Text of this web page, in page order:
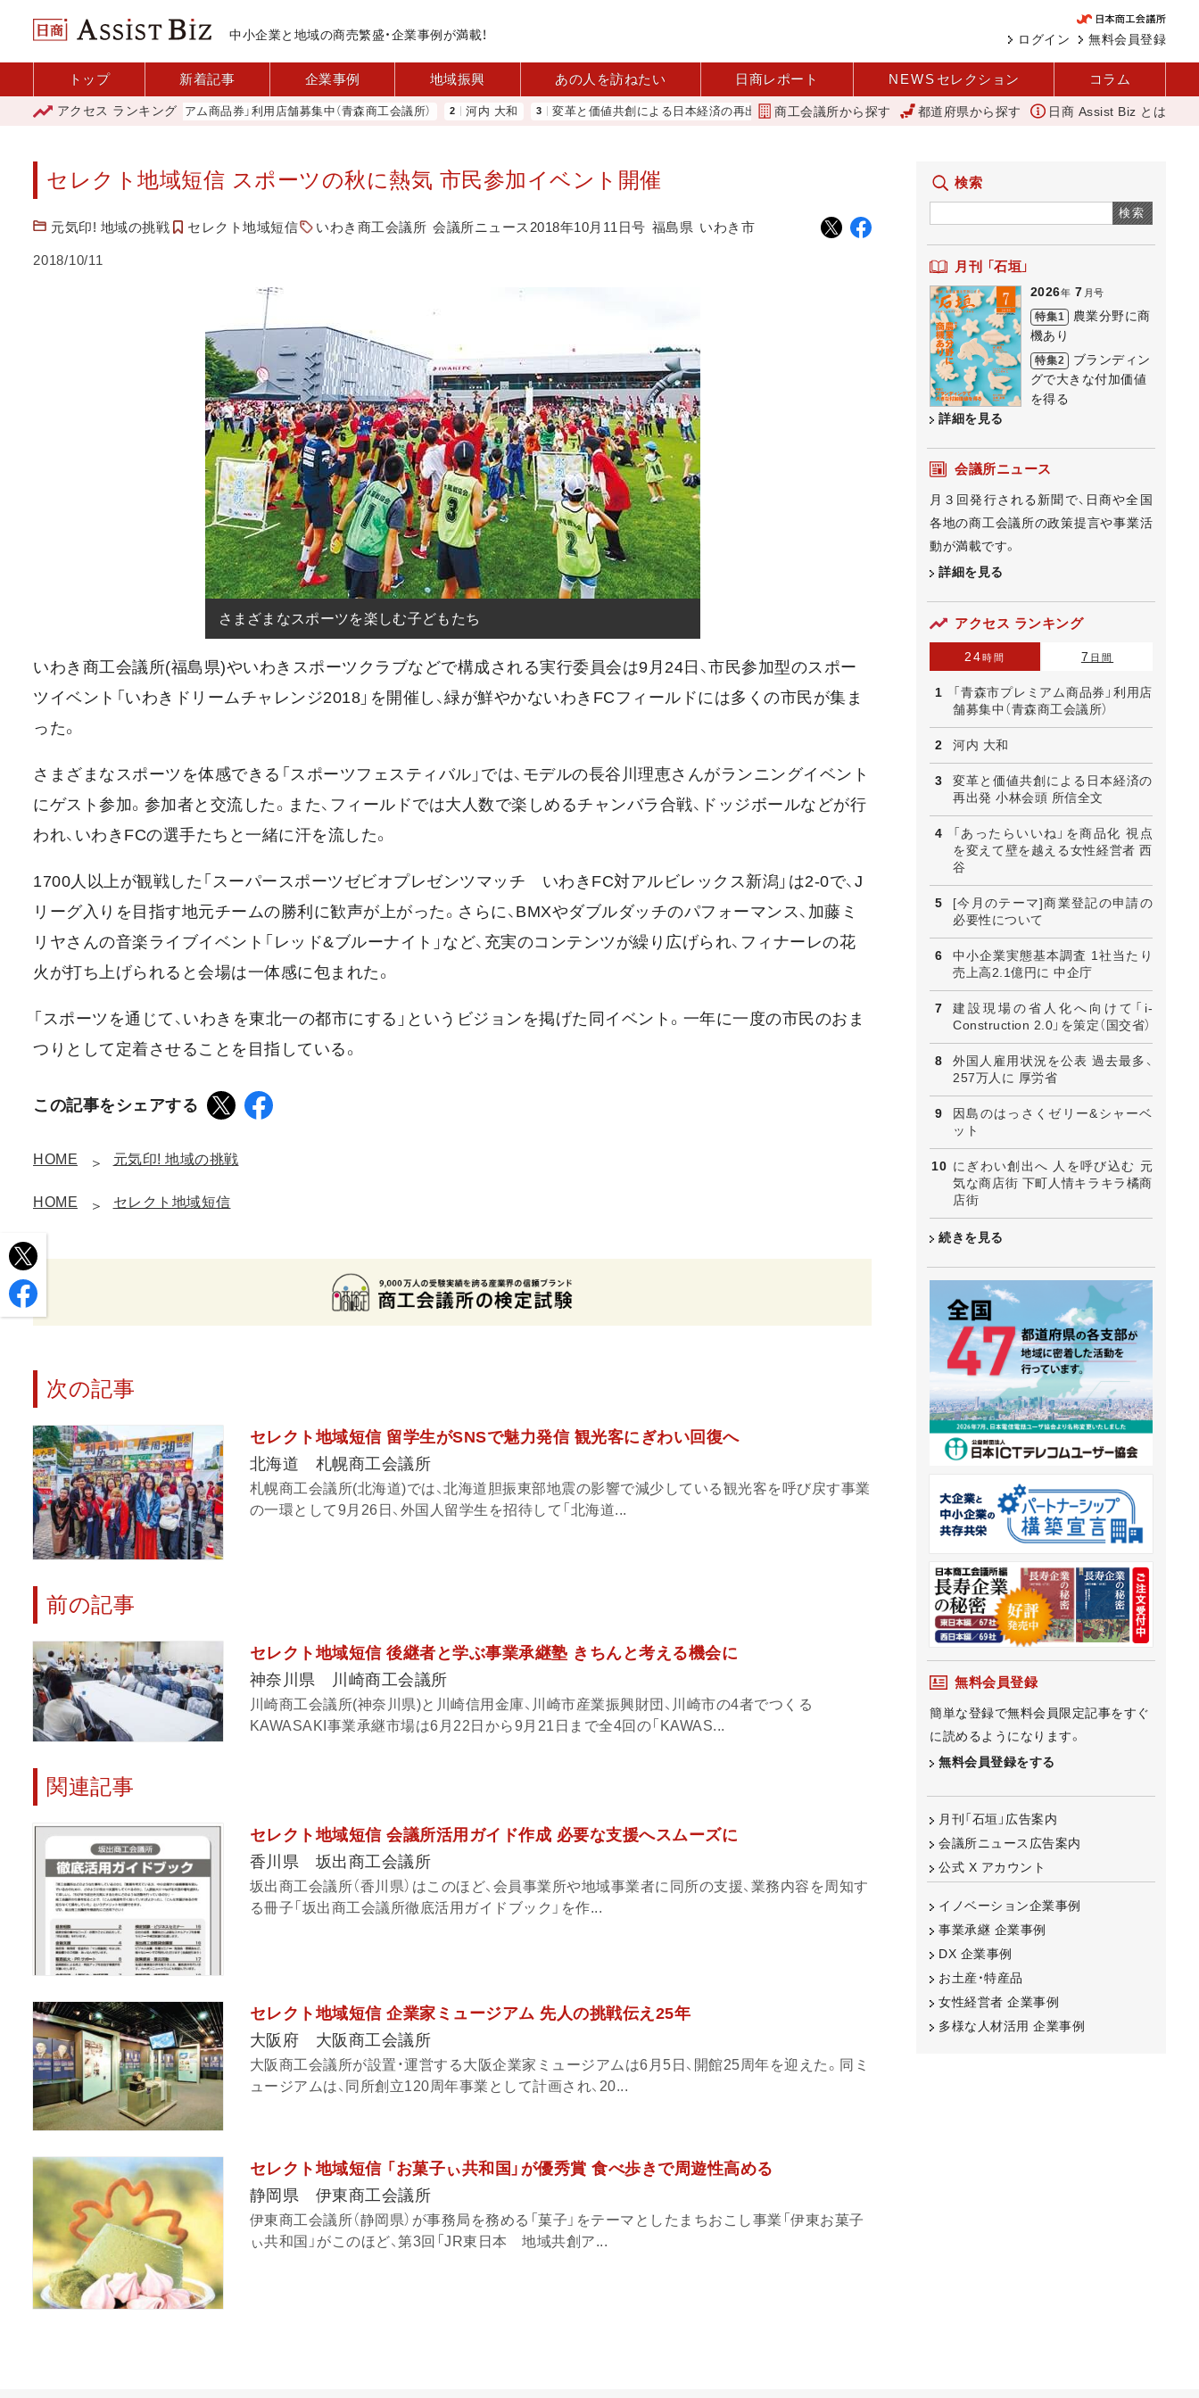
中小企業と地域の商売繁盛・企業事例が満載！ 無料会員登録
ログイン
トップ 新着記事 企業事例 地域振興 あの人を訪ねたい 日商レポート NEWS セレクション コラム
アクセス ランキング
「青森市プレミアム商品券」利用店舗募集中（青森商工会議所） 河内 大和 変革と価値共創による日本経済の再出発 小林会頭 所信全文 「あったらいいね」を商品化 視点を変えて壁を越える女性経
商工会議所から探す 都道府県から探す 日商 Assist Biz とは
セレクト地域短信 スポーツの秋に熱気 市民参加イベント開催
元気印! 地域の挑戦 セレクト地域短信 いわき商工会議所 会議所ニュース2018年10月11日号 福島県 いわき市
2018/10/11
さまざまなスポーツを楽しむ子どもたち
いわき商工会議所(福島県)やいわきスポーツクラブなどで構成される実行委員会は9月24日、市民参加型のスポー
ツイベント「いわきドリームチャレンジ2018」を開催し、緑が鮮やかないわきFCフィールドには多くの市民が集ま
った。
さまざまなスポーツを体感できる「スポーツフェスティバル」では、モデルの長谷川理恵さんがランニングイベント
にゲスト参加。参加者と交流した。また、フィールドでは大人数で楽しめるチャンバラ合戦、ドッジボールなどが行
われ、いわきFCの選手たちと一緒に汗を流した。
1700人以上が観戦した「スーパースポーツゼビオプレゼンツマッチ いわきFC対アルビレックス新潟」は2-0で、J
リーグ入りを目指す地元チームの勝利に歓声が上がった。さらに、BMXやダブルダッチのパフォーマンス、加藤ミ
リヤさんの音楽ライブイベント「レッド&ブルーナイト」など、充実のコンテンツが繰り広げられ、フィナーレの花
火が打ち上げられると会場は一体感に包まれた。
「スポーツを通じて、いわきを東北一の都市にする」というビジョンを掲げた同イベント。一年に一度の市民のおま
つりとして定着させることを目指している。
この記事をシェアする
HOME 元気印! 地域の挑戦
HOME セレクト地域短信
次の記事
セレクト地域短信 留学生がSNSで魅力発信 観光客にぎわい回復へ
北海道 札幌商工会議所
札幌商工会議所(北海道)では、北海道胆振東部地震の影響で減少している観光客を呼び戻す事業
の一環として9月26日、外国人留学生を招待して「北海道...
前の記事
セレクト地域短信 後継者と学ぶ事業承継塾 きちんと考える機会に
神奈川県 川崎商工会議所
川崎商工会議所(神奈川県)と川崎信用金庫、川崎市産業振興財団、川崎市の4者でつくる
KAWASAKI事業承継市場は6月22日から9月21日まで全4回の「KAWAS...
関連記事
セレクト地域短信 会議所活用ガイド作成 必要な支援へスムーズに
香川県 坂出商工会議所
坂出商工会議所（香川県）はこのほど、会員事業所や地域事業者に同所の支援、業務内容を周知す
る冊子「坂出商工会議所徹底活用ガイドブック」を作...
セレクト地域短信 企業家ミュージアム 先人の挑戦伝え25年
大阪府 大阪商工会議所
大阪商工会議所が設置・運営する大阪企業家ミュージアムは6月5日、開館25周年を迎えた。同ミ
ュージアムは、同所創立120周年事業として計画され、20...
セレクト地域短信 「お菓子ぃ共和国」が優秀賞 食べ歩きで周遊性高める
静岡県 伊東商工会議所
伊東商工会議所（静岡県）が事務局を務める「菓子」をテーマとしたまちおこし事業「伊東お菓子
ぃ共和国」がこのほど、第3回「JR東日本 地域共創ア...
検索
検索
月刊 「石垣」
2026年 7 月号
特集1
農業分野に商
機あり
特集2
ブランディン
グで大きな付加価値
を得る
詳細を見る
会議所ニュース
月３回発行される新聞で、日商や全国
各地の商工会議所の政策提言や事業活
動が満載です。
詳細を見る
アクセス ランキング
24時間 7 日間
「青森市プレミアム商品券」利用店
舗募集中（青森商工会議所）
河内 大和
変革と価値共創による日本経済の
再出発 小林会頭 所信全文
「あったらいいね」を商品化 視点
を変えて壁を越える女性経営者 西
谷
[今月のテーマ]商業登記の申請の
必要性について
中小企業実態基本調査 1社当たり
売上高2.1億円に 中企庁
建設現場の省人化へ向けて「i-
Construction 2.0」を策定（国交省）
外国人雇用状況を公表 過去最多、
257万人に 厚労省
因島のはっさくゼリー&シャーベ
ット
にぎわい創出へ 人を呼び込む 元
気な商店街 下町人情キラキラ橘商
店街
続きを見る
無料会員登録
簡単な登録で無料会員限定記事をすぐ
に読めるようになります。
無料会員登録をする
月刊「石垣」広告案内
会議所ニュース広告案内
公式 X アカウント
イノベーション企業事例
事業承継 企業事例
DX 企業事例
お土産・特産品
女性経営者 企業事例
多様な人材活用 企業事例